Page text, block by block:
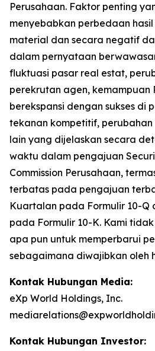
Perusahaan. Faktor penting
menyebabkan perbedaan
material dan secara negatif
dalam pernyataan
fluktuasi pasar real estat,
perekrutan agen, kemampuan
berekspansi dengan sukses di
tekanan kompetitif,
lain yang dijelaskan secara
waktu dalam pengajuan
Commission Perusahaan,
terbatas pada pengajuan
Kuartalan pada Formulir 10-Q
pada Formulir 10-K. Kami
apa pun untuk memperbarui
sebagaimana diwajibkan oleh
Kontak Hubungan Media:
eXp World Holdings, Inc.
Kontak Hubungan Investor: